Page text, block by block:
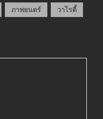
ภาพยนตร์ วาไรตี้